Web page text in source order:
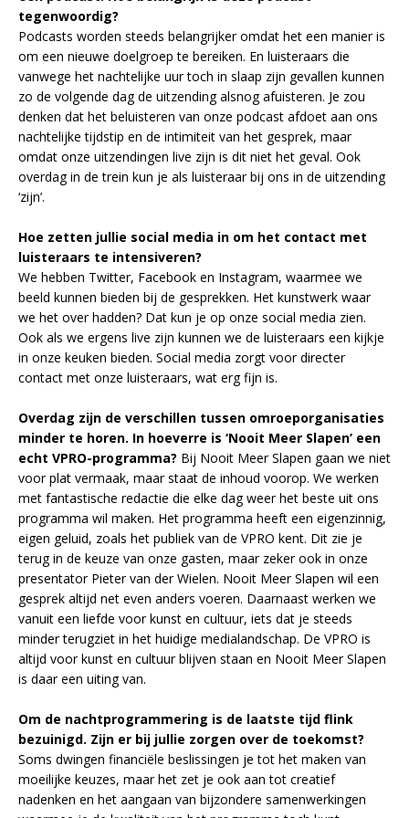
tegenwoordig?
Podcasts worden steeds belangrijker omdat het een manier is
om een nieuwe doelgroep te bereiken. En luisteraars die
vanwege het nachtelijke uur toch in slaap zijn gevallen kunnen
zo de volgende dag de uitzending alsnog afuisteren. Je zou
denken dat het beluisteren van onze podcast afdoet aan ons
nachtelijke tijdstip en de intimiteit van het gesprek, maar
omdat onze uitzendingen live zijn is dit niet het geval. Ook
overdag in de trein kun je als luisteraar bij ons in de uitzending
‘zijn’.
Hoe zetten jullie social media in om het contact met
luisteraars te intensiveren?
We hebben Twitter, Facebook en Instagram, waarmee we
beeld kunnen bieden bij de gesprekken. Het kunstwerk waar
we het over hadden? Dat kun je op onze social media zien.
Ook als we ergens live zijn kunnen we de luisteraars een kijkje
in onze keuken bieden. Social media zorgt voor directer
contact met onze luisteraars, wat erg fijn is.
Overdag zijn de verschillen tussen omroeporganisaties
minder te horen. In hoeverre is ‘Nooit Meer Slapen’ een
echt VPRO-programma? Bij Nooit Meer Slapen gaan we niet
voor plat vermaak, maar staat de inhoud voorop. We werken
met fantastische redactie die elke dag weer het beste uit ons
programma wil maken. Het programma heeft een eigenzinnig,
eigen geluid, zoals het publiek van de VPRO kent. Dit zie je
terug in de keuze van onze gasten, maar zeker ook in onze
presentator Pieter van der Wielen. Nooit Meer Slapen wil een
gesprek altijd net even anders voeren. Daarnaast werken we
vanuit een liefde voor kunst en cultuur, iets dat je steeds
minder terugziet in het huidige medialandschap. De VPRO is
altijd voor kunst en cultuur blijven staan en Nooit Meer Slapen
is daar een uiting van.
Om de nachtprogrammering is de laatste tijd flink
bezuinigd. Zijn er bij jullie zorgen over de toekomst?
Soms dwingen financiële beslissingen je tot het maken van
moeilijke keuzes, maar het zet je ook aan tot creatief
nadenken en het aangaan van bijzondere samenwerkingen